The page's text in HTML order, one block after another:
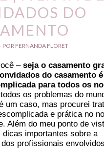
DO
POR FERNANDA FLORET
–seja o casamento
do casamento é
para todos os
os problemas do
um caso, mas procurei
e prática no
Além do meu ponto de
importantes sobre a
profissionais